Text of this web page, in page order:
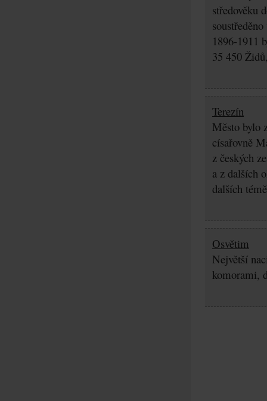
středověku
1896-1911
35 450
Terezín
Město bylo
císařovně
z českých
a z dalších
dalších
Osvětim
Největší
komorami,